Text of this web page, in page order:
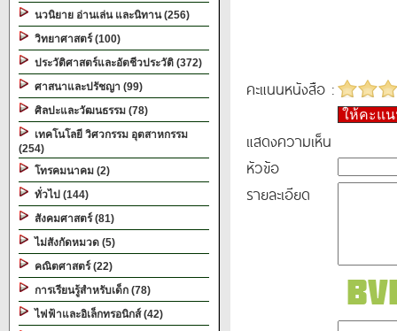
นวนิยาย อ่านเล่น และนิทาน (256)
วิทยาศาสตร์ (100)
ประวัติศาสตร์และอัตชีวประวัติ (372)
ศาสนาและปรัชญา (99)
ศิลปะและวัฒนธรรม (78)
เทคโนโลยี วิศวกรรม อุตสาหกรรม
(254)
โทรคมนาคม (2)
ทั่วไป (144)
สังคมศาสตร์ (81)
ไม่สังกัดหมวด (5)
คณิตศาสตร์ (22)
การเรียนรู้สำหรับเด็ก (78)
ไฟฟ้าและอิเล็กทรอนิกส์ (42)
คะแนนหนังสือ :
ให้คะแ
แสดงความเห็น
หัวข้อ
รายละเอียด